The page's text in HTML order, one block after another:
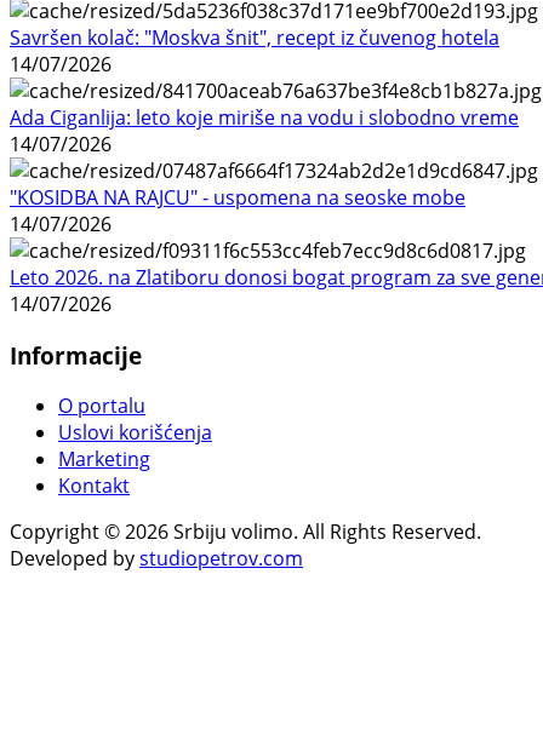
Savršen kolač: "Moskva šnit", recept iz čuvenog hotela
14/07/2026
Ada Ciganlija: leto koje miriše na vodu i slobodno vreme
14/07/2026
"KOSIDBA NA RAJCU" - uspomena na seoske mobe
14/07/2026
Leto 2026. na Zlatiboru donosi bogat program za sve
14/07/2026
Informacije
O portalu
Uslovi korišćenja
Marketing
Kontakt
Copyright © 2026 Srbiju volimo. All Rights Reserved.
Developed bystudiopetrov.com